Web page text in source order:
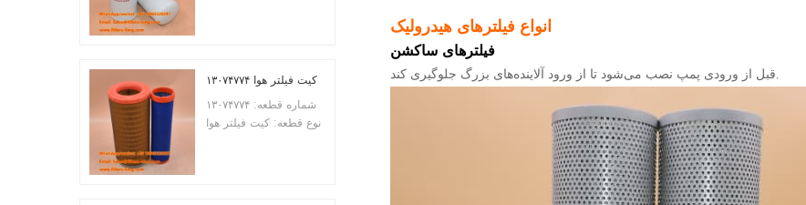
کیت فیلتر هوا ۱۳۰۷۴۷۷۴
شماره قطعه: ۱۳۰۷۴۷۷۴
نوع قطعه: کیت فیلتر هوا
انواع فیلترهای هیدرولیک
فیلترهای ساکشن
قبل از ورودی پمپ نصب می‌شود تا از ورود آلاینده‌های بزرگ جلوگیری کند.